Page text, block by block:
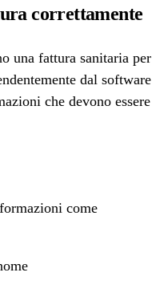
correttamente
una fattura sanitaria per
dal software
che devono essere
come